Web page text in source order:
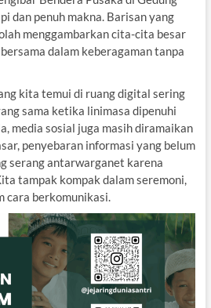
dan penuh makna. Barisan yang
menggambarkan cita-cita besar
dalam keberagaman tanpa
kita temui di ruang digital sering
sama ketika linimasa dipenuhi
media sosial juga masih diramaikan
penyebaran informasi yang belum
serang antarwarganet karena
tampak kompak dalam seremoni,
cara berkomunikasi.